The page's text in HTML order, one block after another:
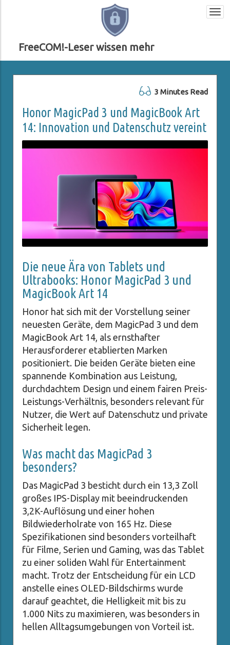
FreeCOM!-Leser wissen mehr
3 Minutes Read
Honor MagicPad 3 und MagicBook Art
14: Innovation und Datenschutz vereint
Die neue Ära von Tablets und
Ultrabooks: Honor MagicPad 3 und
MagicBook Art 14
Honor hat sich mit der Vorstellung seiner
neuesten Geräte, dem MagicPad 3 und dem
MagicBook Art 14, als ernsthafter
Herausforderer etablierten Marken
positioniert. Die beiden Geräte bieten eine
spannende Kombination aus Leistung,
durchdachtem Design und einem fairen Preis-
Leistungs-Verhältnis, besonders relevant für
Nutzer, die Wert auf Datenschutz und private
Sicherheit legen.
Was macht das MagicPad 3
besonders?
Das MagicPad 3 besticht durch ein 13,3 Zoll
großes IPS-Display mit beeindruckenden
3,2K-Auflösung und einer hohen
Bildwiederholrate von 165 Hz. Diese
Spezifikationen sind besonders vorteilhaft
für Filme, Serien und Gaming, was das Tablet
zu einer soliden Wahl für Entertainment
macht. Trotz der Entscheidung für ein LCD
anstelle eines OLED-Bildschirms wurde
darauf geachtet, die Helligkeit mit bis zu
1.000 Nits zu maximieren, was besonders in
hellen Alltagsumgebungen von Vorteil ist.